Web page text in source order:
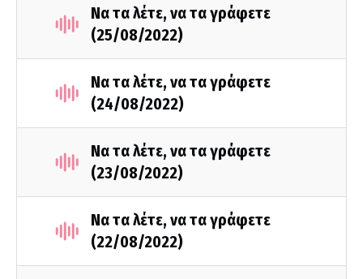
Να τα λέτε, να τα γράφετε
(25/08/2022)
Να τα λέτε, να τα γράφετε
(24/08/2022)
Να τα λέτε, να τα γράφετε
(23/08/2022)
Να τα λέτε, να τα γράφετε
(22/08/2022)